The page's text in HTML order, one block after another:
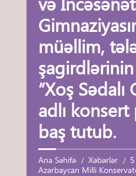
müəllim,
“Xoş Sədalı
adlı konsert
baş tutub.
Ana Səhifə Xəbərlər
Azərbaycan Milli